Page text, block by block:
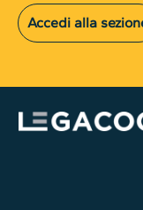
Accedi alla